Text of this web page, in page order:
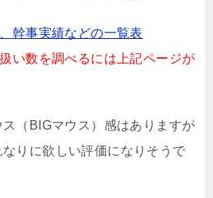
幹事実績などの一覧表
い数を調べるには上記ページが
（BIGマウス）感はありますが
りに欲しい評価になりそうで